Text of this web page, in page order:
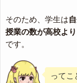
そのため、学生は
授業の数が高校よ
です。
ってこ